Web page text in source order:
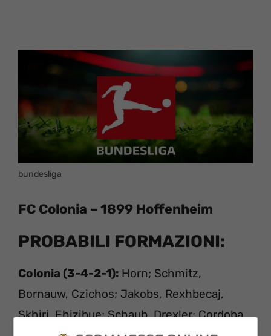
bundesliga
FC Colonia – 1899 Hoffenheim
PROBABILI FORMAZIONI:
Colonia (3-4-2-1): Horn; Schmitz,
Bornauw, Czichos; Jakobs, Rexhbecaj,
Skhiri, Ehizibue; Schaub, Drexler; Cordoba